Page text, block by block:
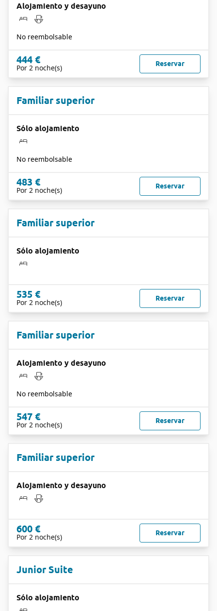
Alojamiento y desayuno
No reembolsable
444 €
Por 2 noche(s) Reservar
Familiar superior
Sólo alojamiento
No reembolsable
483 €
Por 2 noche(s) Reservar
Familiar superior
Sólo alojamiento
535 €
Por 2 noche(s) Reservar
Familiar superior
Alojamiento y desayuno
No reembolsable
547 €
Por 2 noche(s) Reservar
Familiar superior
Alojamiento y desayuno
600 €
Por 2 noche(s) Reservar
Junior Suite
Sólo alojamiento